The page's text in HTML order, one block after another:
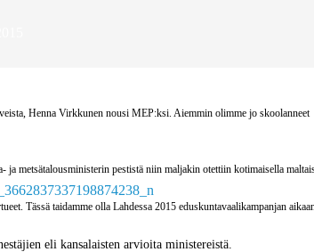
Henna Virkkunen nousi MEP:ksi. Aiemmin olimme jo skoolanneet
ja metsätalousministerin pestistä niin maljakin otettiin kotimaisella
Tässä taidamme olla Lahdessa 2015 eduskuntavaalikampanjan
eli kansalaisten arvioita ministereistä.